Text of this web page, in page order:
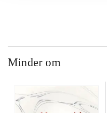
Minder om